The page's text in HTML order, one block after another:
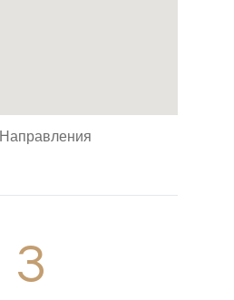
Направления
3